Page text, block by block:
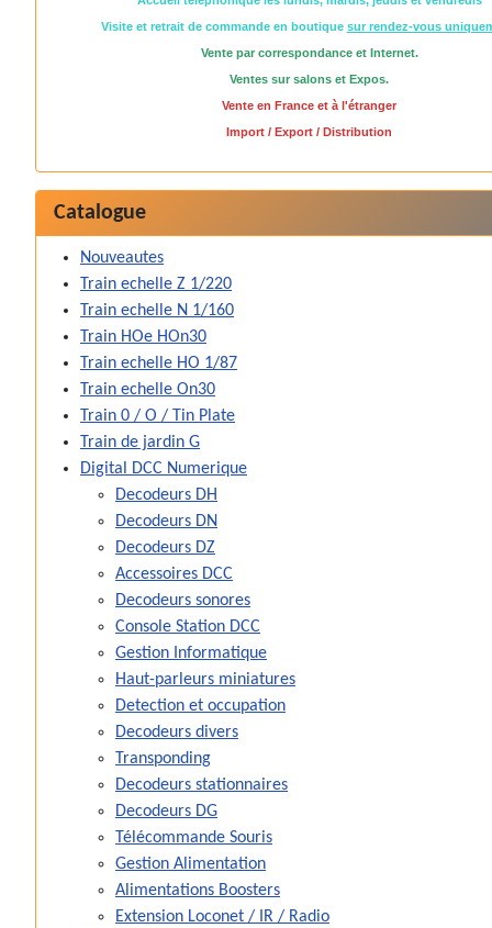
Visite et retrait de commande en boutique sur rendez-vous
Vente par correspondance et Internet.
Ventes sur salons et Expos.
Vente en France et à l'étranger
Import / Export / Distribution
Catalogue
Nouveautes
Train echelle Z 1/220
Train echelle N 1/160
Train HOe HOn30
Train echelle HO 1/87
Train echelle On30
Train 0 / O / Tin Plate
Train de jardin G
Digital DCC Numerique
Decodeurs DH
Decodeurs DN
Decodeurs DZ
Accessoires DCC
Decodeurs sonores
Console Station DCC
Gestion Informatique
Haut-parleurs miniatures
Detection et occupation
Decodeurs divers
Transponding
Decodeurs stationnaires
Decodeurs DG
Télécommande Souris
Gestion Alimentation
Alimentations Boosters
Extension Loconet / IR / Radio